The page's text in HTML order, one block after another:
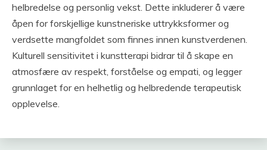
helbredelse og personlig vekst. Dette inkluderer å være
åpen for forskjellige kunstneriske uttrykksformer og
verdsette mangfoldet som finnes innen kunstverdenen.
Kulturell sensitivitet i kunstterapi bidrar til å skape en
atmosfære av respekt, forståelse og empati, og legger
grunnlaget for en helhetlig og helbredende terapeutisk
opplevelse.